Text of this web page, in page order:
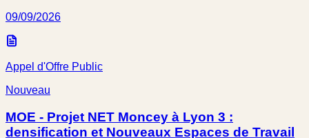
09/09/2026
Appel d'Offre Public
Nouveau
MOE - Projet NET Moncey à Lyon 3 :
densification et Nouveaux Espaces de Travail